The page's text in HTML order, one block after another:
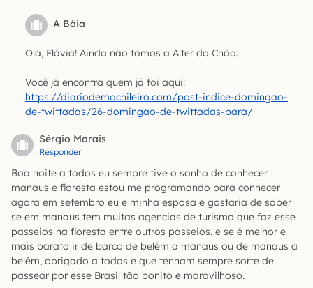
A Bóia
Olá, Flávia! Ainda não fomos a Alter do Chão.
Você já encontra quem já foi aqui:
https://diariodemochileiro.com/post-indice-domingao-
de-twittadas/26-domingao-de-twittadas-para/
Sérgio Morais
Responder
Boa noite a todos eu sempre tive o sonho de conhecer
manaus e floresta estou me programando para conhecer
agora em setembro eu e minha esposa e gostaria de saber
se em manaus tem muitas agencias de turismo que faz esse
passeios na floresta entre outros passeios. e se é melhor e
mais barato ir de barco de belém a manaus ou de manaus a
belém, obrigado a todos e que tenham sempre sorte de
passear por esse Brasil tão bonito e maravilhoso.